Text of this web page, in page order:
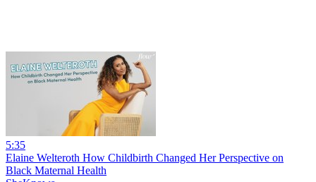
5:35
Elaine Welteroth How Childbirth Changed Her Perspective on
Black Maternal Health